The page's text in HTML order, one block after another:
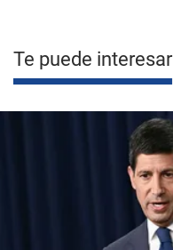
Te puede interesar